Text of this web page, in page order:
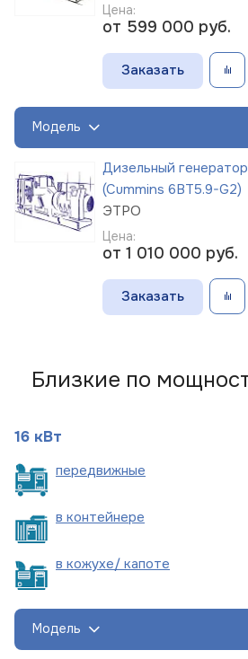
Цена:
от 599 000 руб.
Заказать
Модель
Дизельный
(Cummins 6BT5.9-G2)
ЭТРО
Цена:
от 1 010 000 руб.
Заказать
Близкие по
16 кВт
передвижные
в контейнере
в кожухе/ капоте
Модель